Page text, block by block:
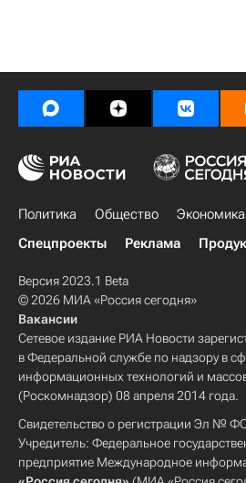
Политика Общество Экономика
Спецпроекты
Реклама
Версия 2023.1 Beta
© 2026 МИА «Россия сегодня»
Вакансии
Сетевое издание РИА Новости
в Федеральной службе по надзору в
информационных технологий и
(Роскомнадзор) 08 апреля 2014 года.
Свидетельство о регистрации Эл №
Учредитель: Федеральное
предприятие Международное